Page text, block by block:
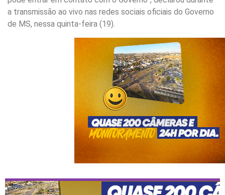
a transmissão ao vivo nas redes sociais oficiais do Governo
de MS, nessa quinta-feira (19).